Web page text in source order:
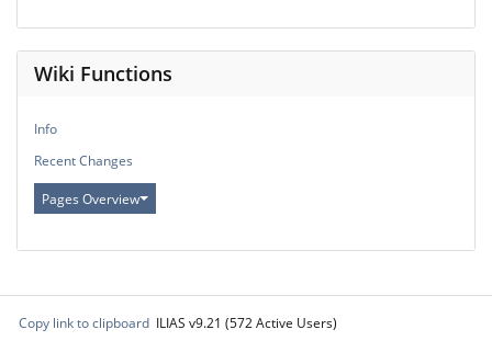
Wiki Functions
Info
Recent Changes
Pages Overview
Copy link to clipboard ILIAS v9.21 (572 Active Users)